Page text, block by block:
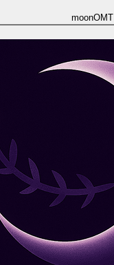
moonOMT